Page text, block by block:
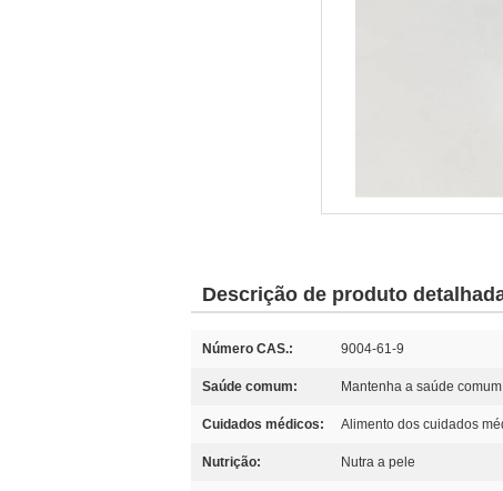
Descrição de produto
Número CAS.: 9004-61-9
Saúde comum: Mantenha a saúde comum
Cuidados médicos: Alimento dos cuidados
Nutrição: Nutra a pele